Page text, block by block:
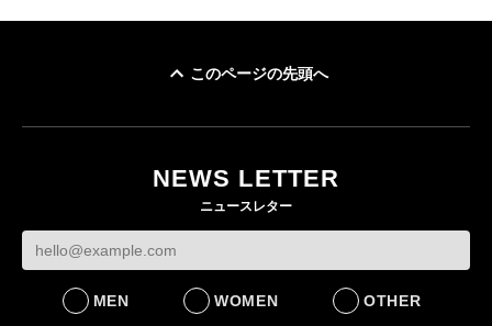
このページの先頭へ
NEWS LETTER
ニュースレター
MEN WOMEN OTHER